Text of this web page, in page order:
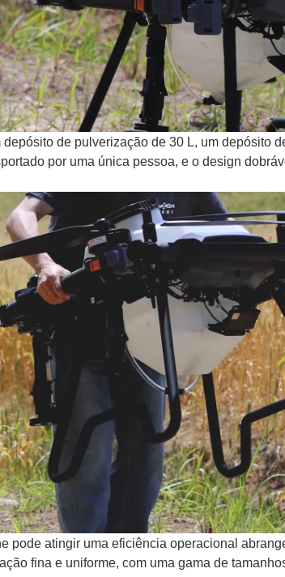
de pulverização de 30 L, um depósito
por uma única pessoa, e o design
pode atingir uma eficiência operacional
fina e uniforme, com uma gama de